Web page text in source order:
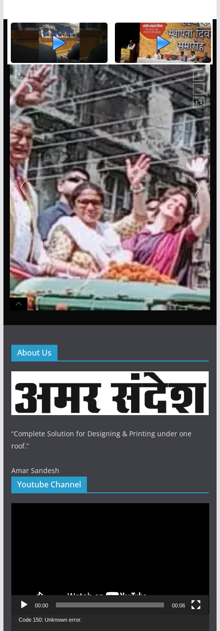
About Us
“Complete Solution for Designing & Printing under one
roof.”
Amar Sandesh
Youtube Channel
00:00 00:06
Video
Code 150: Unknown error.